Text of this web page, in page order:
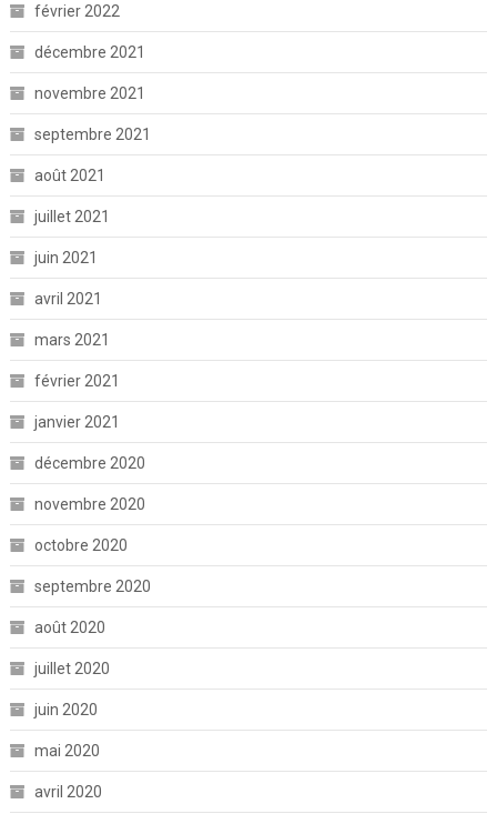
février 2022
décembre 2021
novembre 2021
septembre 2021
août 2021
juillet 2021
juin 2021
avril 2021
mars 2021
février 2021
janvier 2021
décembre 2020
novembre 2020
octobre 2020
septembre 2020
août 2020
juillet 2020
juin 2020
mai 2020
avril 2020